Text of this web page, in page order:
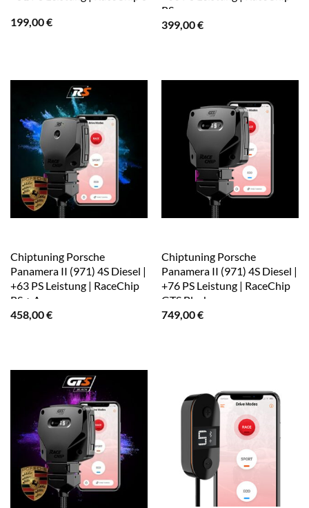
199,00€
RS
399,00€
Chiptuning Porsche
Panamera II (971) 4S Diesel |
+63 PS Leistung | RaceChip
RS + App
458,00€
Chiptuning Porsche
Panamera II (971) 4S Diesel |
+76 PS Leistung | RaceChip
GTS Black
749,00€